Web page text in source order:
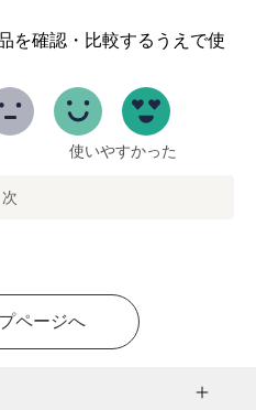
を確認・比較するうえで使
使いやすかった
次
ページへ